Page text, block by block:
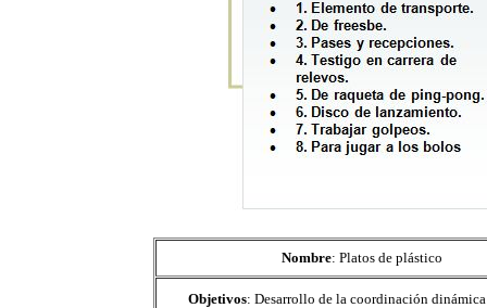
Nombre: Platos de plástico
Objetivos: Desarrollo de la coordinación